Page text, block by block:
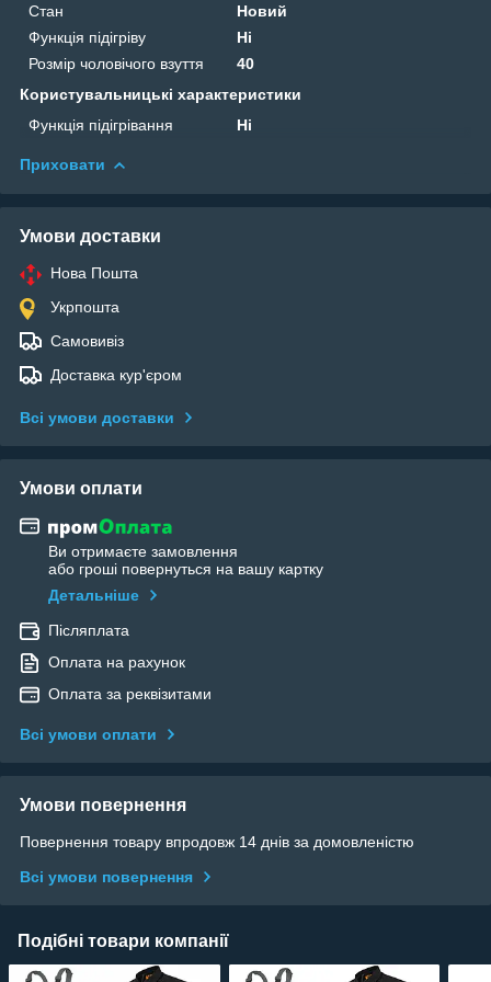
Стан
Новий
Функція підігріву
Ні
Розмір чоловічого взуття
40
Користувальницькі характеристики
Функція підігрівання
Ні
Приховати
Умови доставки
Нова Пошта
Укрпошта
Самовивіз
Доставка кур'єром
Всі умови доставки
Умови оплати
Ви отримаєте замовлення
або гроші повернуться на вашу картку
Детальніше
Післяплата
Оплата на рахунок
Оплата за реквізитами
Всі умови оплати
Умови повернення
Повернення товару впродовж 14 днів за домовленістю
Всі умови повернення
Подібні товари компанії